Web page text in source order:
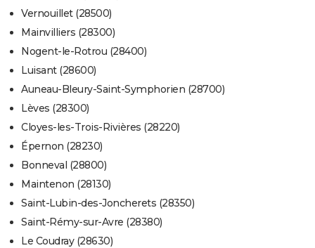
Vernouillet (28500)
Mainvilliers (28300)
Nogent-le-Rotrou (28400)
Luisant (28600)
Auneau-Bleury-Saint-Symphorien (28700)
Lèves (28300)
Cloyes-les-Trois-Rivières (28220)
Épernon (28230)
Bonneval (28800)
Maintenon (28130)
Saint-Lubin-des-Joncherets (28350)
Saint-Rémy-sur-Avre (28380)
Le Coudray (28630)